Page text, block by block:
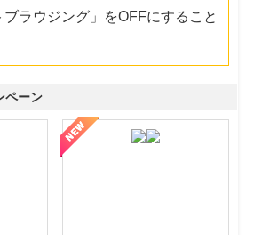
ブラウジング」をOFFにすること
ペーン